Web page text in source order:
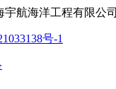
航海洋工程有限公司
号-1